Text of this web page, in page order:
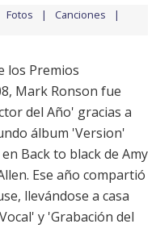
Fotos Canciones
los Premios
Mark Ronson fue
del Año' gracias a
álbum 'Version'
Back to blackde Amy
. Ese año compartió
, llevándose a casa
y 'Grabación del